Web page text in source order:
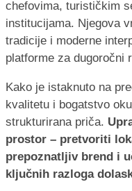
chefovima, turističkim
institucijama. Njegova
tradicije i moderne
platforme za dugoročni
Kako je istaknuto na
kvalitetu i bogatstvo
strukturirana priča.
prostor – pretvoriti
prepoznatljiv brend i
ključnih razloga